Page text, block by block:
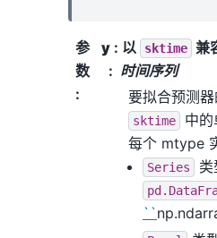
参
数
:
y : 以 sktime 兼
时间序列
要拟合预测器
sktime 中
每个 mtype
Series
``